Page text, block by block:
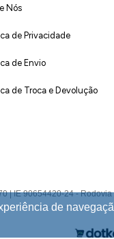
Nós
de Privacidade
de Envio
de Troca e Devolução
| IE 90654420-24 -
de